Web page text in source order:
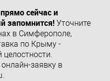
сейчас и
запомнится! Уточните
в Симферополе,
по Крыму -
целостности.
заявку в